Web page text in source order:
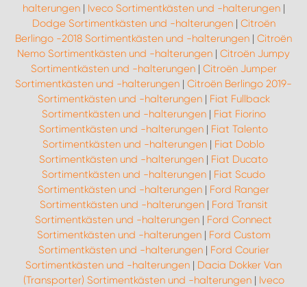
halterungen| Iveco Sortimentkästen und -halterungen|
Dodge Sortimentkästen und -halterungen| Citroën
Berlingo -2018 Sortimentkästen und -halterungen | Citroën
Nemo Sortimentkästen und -halterungen | Citroën Jumpy
Sortimentkästen und -halterungen| Citroën Jumper
Sortimentkästen und -halterungen | Citroën Berlingo 2019-
Sortimentkästen und -halterungen| Fiat Fullback
Sortimentkästen und -halterungen| Fiat Fiorino
Sortimentkästen und -halterungen | Fiat Talento
Sortimentkästen und -halterungen | Fiat Doblo
Sortimentkästen und -halterungen | Fiat Ducato
Sortimentkästen und -halterungen | Fiat Scudo
Sortimentkästen und -halterungen | Ford Ranger
Sortimentkästen und -halterungen| Ford Transit
Sortimentkästen und -halterungen | Ford Connect
Sortimentkästen und -halterungen| Ford Custom
Sortimentkästen und -halterungen| Ford Courier
Sortimentkästen und -halterungen | Dacia Dokker Van
(Transporter) Sortimentkästen und -halterungen| Iveco